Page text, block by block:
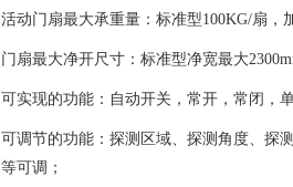
活动门扇最大承重量：标准型100KG/扇，
门扇最大净开尺寸：标准型净宽最大
可实现的功能：自动开关，常开，常闭，
可调节的功能：探测区域、探测角度、探
等可调；